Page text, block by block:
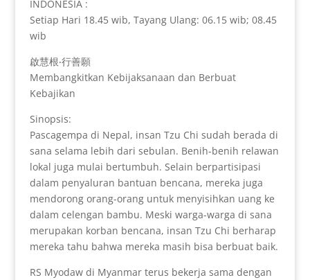
INDONESIA :
Setiap Hari 18.45 wib, Tayang Ulang: 06.15 wib; 08.45
wib
啟慧根‧行善願
Membangkitkan Kebijaksanaan dan Berbuat
Kebajikan
Sinopsis:
Pascagempa di Nepal, insan Tzu Chi sudah berada di
sana selama lebih dari sebulan. Benih-benih relawan
lokal juga mulai bertumbuh. Selain berpartisipasi
dalam penyaluran bantuan bencana, mereka juga
mendorong orang-orang untuk menyisihkan uang ke
dalam celengan bambu. Meski warga-warga di sana
merupakan korban bencana, insan Tzu Chi berharap
mereka tahu bahwa mereka masih bisa berbuat baik.
RS Myodaw di Myanmar terus bekerja sama dengan